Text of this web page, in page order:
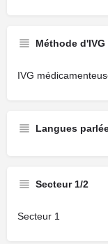
Méthode d'IVG
IVG
Langues
Secteur 1/2
Secteur 1